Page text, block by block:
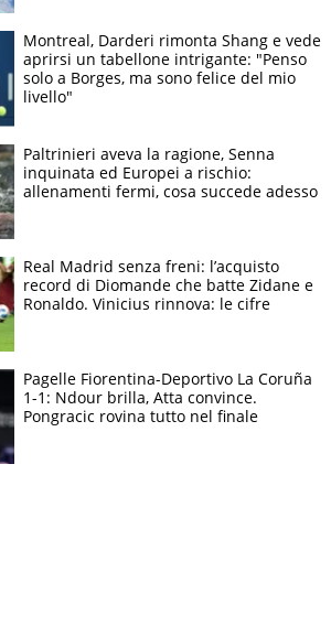
Montreal, Darderi rimonta Shang e vede
aprirsi un tabellone intrigante: "Penso
solo a Borges, ma sono felice del mio
livello"
Paltrinieri aveva la ragione, Senna
inquinata ed Europei a rischio:
allenamenti fermi, cosa succede adesso
Real Madrid senza freni: l’acquisto
record di Diomande che batte Zidane e
Ronaldo. Vinicius rinnova: le cifre
Pagelle Fiorentina-Deportivo La Coruña
1-1: Ndour brilla, Atta convince.
Pongracic rovina tutto nel finale